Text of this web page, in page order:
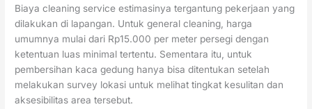
Biaya cleaning service estimasinya tergantung pekerjaan yang
dilakukan di lapangan. Untuk general cleaning, harga
umumnya mulai dari Rp15.000 per meter persegi dengan
ketentuan luas minimal tertentu. Sementara itu, untuk
pembersihan kaca gedung hanya bisa ditentukan setelah
melakukan survey lokasi untuk melihat tingkat kesulitan dan
aksesibilitas area tersebut.